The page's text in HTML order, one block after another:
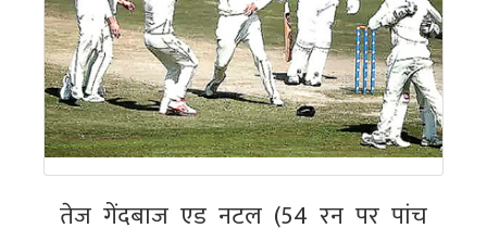
तेज गेंदबाज एड नटल (54 रन पर पांच